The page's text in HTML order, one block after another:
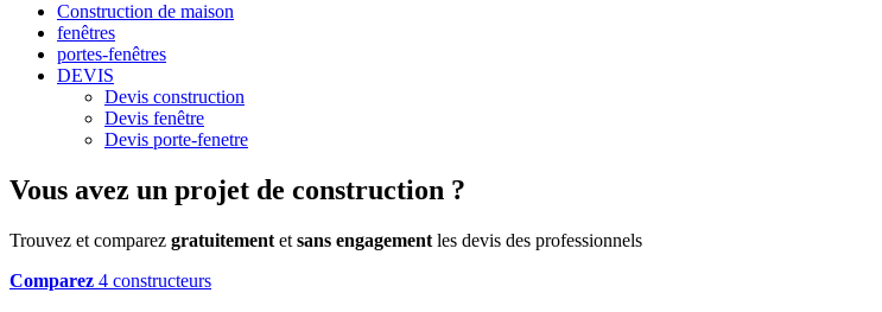
Construction de maison
fenêtres
portes-fenêtres
DEVIS
Devis construction
Devis fenêtre
Devis porte-fenetre
Vous avez un projet de construction ?
Trouvez et comparez gratuitement et sans engagement les devis des professionnels
Comparez 4 constructeurs